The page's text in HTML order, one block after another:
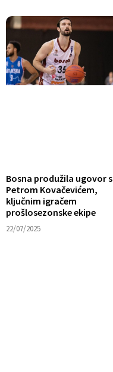
Bosna produžila ugovor s
Petrom Kovačevićem,
ključnim igračem
prošlosezonske ekipe
22/07/2025